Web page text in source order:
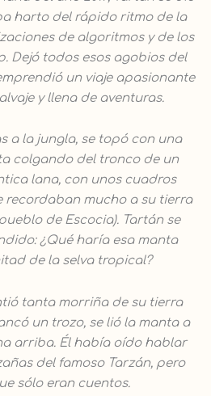
harto del rápido ritmo de la
de algoritmos y de los
Dejó todos esos agobios del
un viaje apasionante
y llena de aventuras.
a la jungla, se topó con una
colgando del tronco de un
lana, con unos cuadros
recordaban mucho a su tierra
de Escocia). Tartán se
¿Qué haría esa manta
de la selva tropical?
tanta morriña de su tierra
un trozo, se lió la manta a
arriba. Él había oído hablar
del famoso Tarzán, pero
sólo eran cuentos.